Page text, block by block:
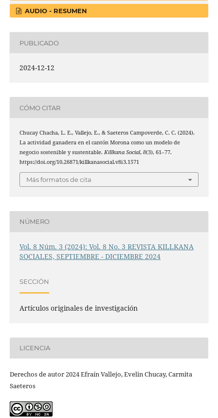
AUDIO - RESUMEN
PUBLICADO
2024-12-12
CÓMO CITAR
Chucay Chacha, L. E., Vallejo, E., & Saeteros Campoverde, C. C. (2024).
La actividad ganadera en el cantón Morona como un modelo de
negocio sostenible y sustentable. Killkana Social, 8(3), 61–77.
https://doi.org/10.26871/killkanasocial.v8i3.1571
Más formatos de cita
NÚMERO
Vol. 8 Núm. 3 (2024): Vol. 8 No. 3 REVISTA KILLKANA
SOCIALES, SEPTIEMBRE - DICIEMBRE 2024
SECCIÓN
Artículos originales de investigación
LICENCIA
Derechos de autor 2024 Efraín Vallejo, Evelin Chucay, Carmita
Saeteros